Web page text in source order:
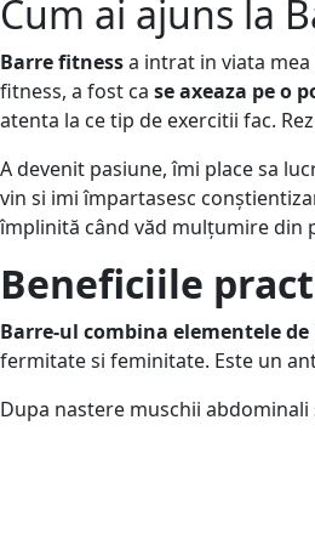
Cum ai ajuns la
Barre fitnessa intrat in viata
fitness, a fost ca se axeaza pe o
atenta la ce tip de exercitii fac.
A devenit pasiune, îmi place sa
vin si imi împartasesc
împlinită când văd mulțumire din
Beneficiile
Barre-ul combina elementele
fermitate si feminitate. Este un
Dupa nastere muschii